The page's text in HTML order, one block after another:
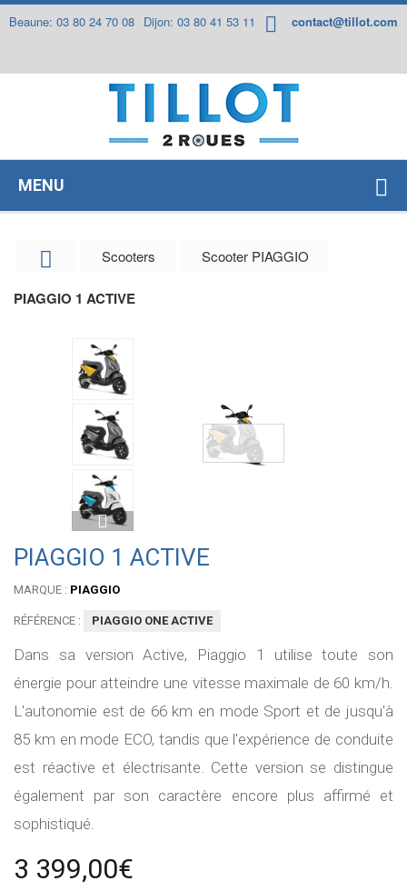
Beaune: 03 80 24 70 08 Dijon: 03 80 41 53 11 contact@tillot.com
MENU
Scooters Scooter PIAGGIO
PIAGGIO 1 ACTIVE
PIAGGIO 1 ACTIVE
MARQUE : PIAGGIO
RÉFÉRENCE : PIAGGIO ONE ACTIVE
Dans sa version Active, Piaggio 1 utilise toute son
énergie pour atteindre une vitesse maximale de 60 km/h.
L'autonomie est de 66 km en mode Sport et de jusqu'à
85 km en mode ECO, tandis que l'expérience de conduite
est réactive et électrisante. Cette version se distingue
également par son caractère encore plus affirmé et
sophistiqué.
3 399,00€
Panneau de gestion des cookies